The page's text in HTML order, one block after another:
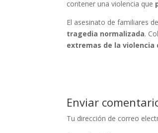
contener una violencia que
El asesinato de familiares
tragedia normalizada.
extremas de la violencia
Enviar
Tu dirección de correo